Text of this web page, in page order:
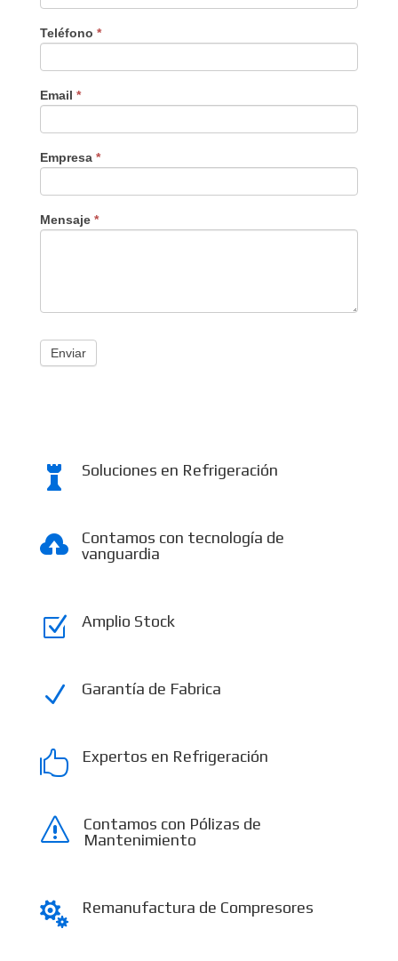
Teléfono *
Email *
Empresa *
Mensaje *
Enviar
 Soluciones en Refrigeración

Contamos con tecnología de
vanguardia
Z Amplio Stock
N Garantía de Fabrica
 Expertos en Refrigeración
s
Contamos con Pólizas de
Mantenimiento
 Remanufactura de Compresores